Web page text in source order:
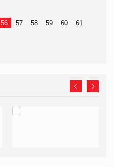
56 57 58 59 60
61